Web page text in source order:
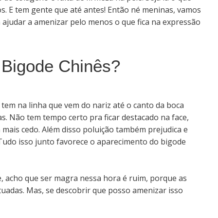
E tem gente que até antes! Então né meninas, vamos
a amenizar pelo menos o que fica na expressão
Chinês?
na linha que vem do nariz até o canto da boca
Não tem tempo certo pra ficar destacado na face,
cedo. Além disso poluição também prejudica e
isso junto favorece o aparecimento do bigode
acho que ser magra nessa hora é ruim, porque as
Mas, se descobrir que posso amenizar isso